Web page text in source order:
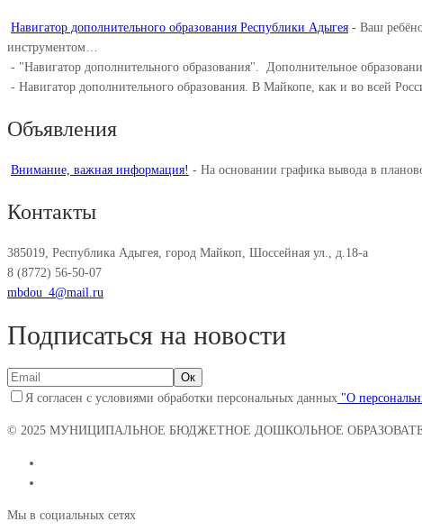
Навигатор дополнительного образования Республики Адыгея - Ваш
инструментом…
- "Навигатор дополнительного образования". ⁣ Дополнительное
- Навигатор дополнительного образования. В Майкопе, как и во всей
Объявления
Внимание, важная информация! - На основании графика вывода в
Контакты
385019, Республика Адыгея, город Майкоп, Шоссейная ул., д.18-а
8 (8772) 56-50-07
mbdou_4@mail.ru
Подписаться на новости
Я согласен с условиями обработки персональных данных "О
© 2025 МУНИЦИПАЛЬНОЕ БЮДЖЕТНОЕ ДОШКОЛЬНОЕ
Мы в социальных сетях